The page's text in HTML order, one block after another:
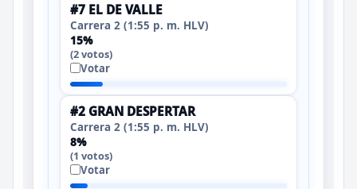
#7 EL DE VALLE
Carrera 2 (1:55 p. m. HLV)
15%
(2 votos)
Votar
#2 GRAN DESPERTAR
Carrera 2 (1:55 p. m. HLV)
8%
(1 votos)
Votar